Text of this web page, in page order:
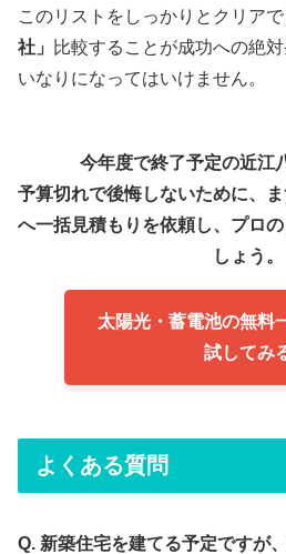
このリストをしっかりとクリアで
社」
比較することが成功への絶
いなりになってはいけません。
今年度で終了予定の近江
予算切れで後悔しないために、
へ一括見積もりを依頼し、プロ
しょう。
太陽光・蓄電池の無料
試してみ
よくある質問
Q. 新築住宅を建てる予定ですが